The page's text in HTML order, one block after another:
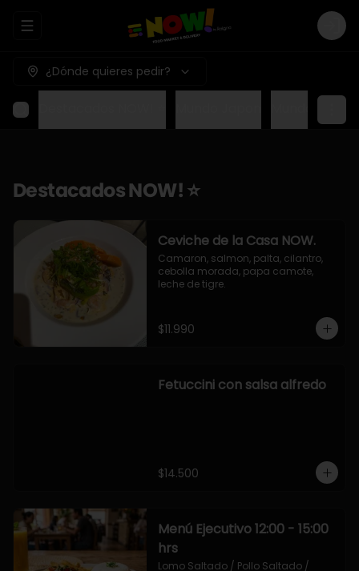
Abrir menu de navegación Login
¿Dónde quieres pedir?
Destacados NOW! ⭐
Ceviche de la Casa NOW.
Camaron, salmon, palta, cilantro,
cebolla morada, papa camote,
leche de tigre.
$11.990
Fetuccini con salsa alfredo
$14.500
Menú Ejecutivo 12:00 - 15:00
hrs
Lomo Saltado / Pollo Saltado /